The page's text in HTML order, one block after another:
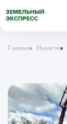
Главная● Новости●